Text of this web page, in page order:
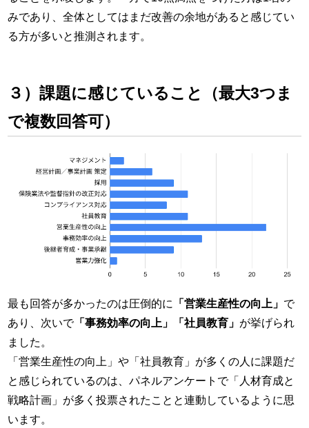
みであり、全体としてはまだ改善の余地があると感じてい
る方が多いと推測されます。
３）課題に感じていること（最大3つま
で複数回答可）
最も回答が多かったのは圧倒的に 「営業生産性の向上」 で
あり、次いで「事務効率の向上」「社員教育」 が挙げられ
ました。
「営業生産性の向上」や「社員教育」が多くの人に課題だ
と感じられているのは、パネルアンケートで「人材育成と
戦略計画」が多く投票されたことと連動しているように思
います。